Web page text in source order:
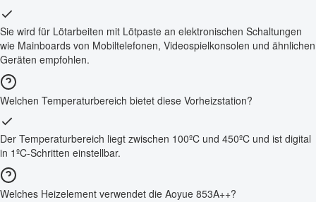
Sie wird für Lötarbeiten mit Lötpaste an elektronischen Schaltungen
wie Mainboards von Mobiltelefonen, Videospielkonsolen und ähnlichen
Geräten empfohlen.
Welchen Temperaturbereich bietet diese Vorheizstation?
Der Temperaturbereich liegt zwischen 100ºC und 450ºC und ist digital
in 1ºC-Schritten einstellbar.
Welches Heizelement verwendet die Aoyue 853A++?